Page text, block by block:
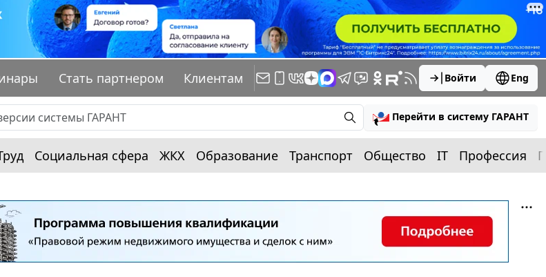
Стать партнером Клиентам Войти Eng
Перейти в систему ГАРАНТ
Социальная сфера ЖКХ Образование Транспорт Общество IT Профессия